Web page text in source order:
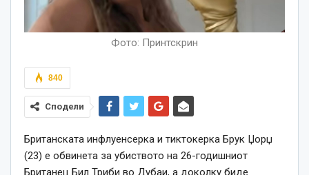
Фото: Принтскрин
840
Сподели
Британската инфлуенсерка и тиктокерка Брук Џорџ
(23) е обвинета за убиството на 26-годишниот
Британец Бил Триби во Дубаи, а доколку биде